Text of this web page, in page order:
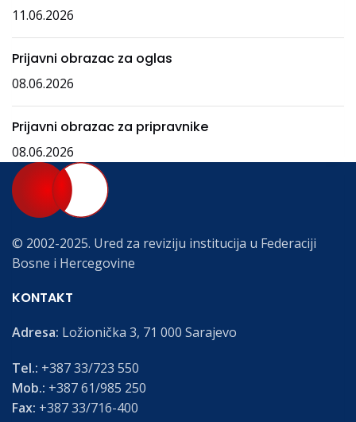
11.06.2026
Prijavni obrazac za oglas
08.06.2026
Prijavni obrazac za pripravnike
08.06.2026
© 2002-2025. Ured za reviziju institucija u Federaciji
Bosne i Hercegovine
KONTAKT
Adresa: Ložionička 3, 71 000 Sarajevo
Tel.: +387 33/723 550
Mob.: +387 61/985 250
Fax: +387 33/716-400